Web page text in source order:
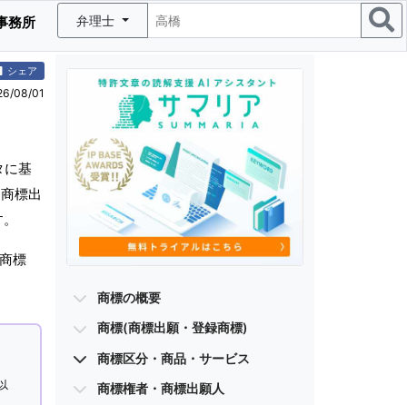
務所 弁理士
シェア
08/01
に基
標出
標
商標の概要
商標(商標出願・登録商標)
商標区分・商品・サービス
商標権者・商標出願人